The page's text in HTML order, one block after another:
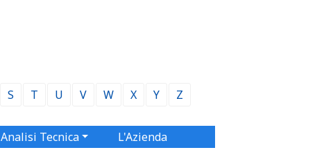
S T U V W X Y Z
Analisi Tecnica L'Azienda